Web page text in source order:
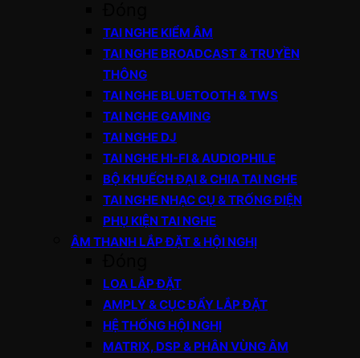
TAI NGHE KIỂM ÂM
TAI NGHE BROADCAST & TRUYỀN
THÔNG
TAI NGHE BLUETOOTH & TWS
TAI NGHE GAMING
TAI NGHE DJ
TAI NGHE HI-FI & AUDIOPHILE
BỘ KHUẾCH ĐẠI & CHIA TAI NGHE
TAI NGHE NHẠC CỤ & TRỐNG ĐIỆN
PHỤ KIỆN TAI NGHE
ÂM THANH LẮP ĐẶT & HỘI NGHỊ
LOA LẮP ĐẶT
AMPLY & CỤC ĐẨY LẮP ĐẶT
HỆ THỐNG HỘI NGHỊ
MATRIX, DSP & PHÂN VÙNG ÂM